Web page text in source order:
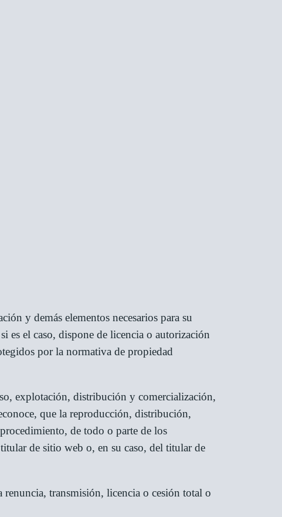
y demás elementos necesarios para su
el caso, dispone de licencia o autorización
por la normativa de propiedad
explotación, distribución y comercialización,
que la reproducción, distribución,
de todo o parte de los
de sitio web o, en su caso, del titular de
transmisión, licencia o cesión total o